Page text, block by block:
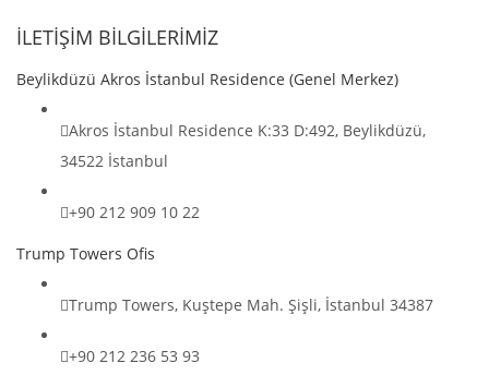
İLETİŞİM BİLGİLERİMİZ
Beylikdüzü Akros İstanbul Residence (Genel Merkez)
Akros İstanbul Residence K:33 D:492, Beylikdüzü,
34522 İstanbul
+90 212 909 10 22
Trump Towers Ofis
Trump Towers, Kuştepe Mah. Şişli, İstanbul 34387
+90 212 236 53 93